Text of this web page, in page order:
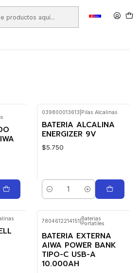
ELECTRÓNICOS Pilas/Baterias
039800013613 Pilas Alcalinas
BATERIA ALCALINA
ENERGIZER 9V
$5.750
Cantidad
7804612214151 Baterias
Portatiles
BATERIA EXTERNA
AIWA POWER BANK
TIPO-C USB-A
10.000AH